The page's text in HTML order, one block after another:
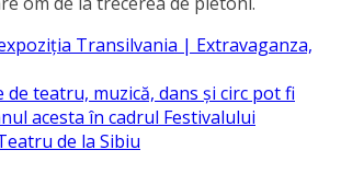
Transilvania | Extravaganza,
de teatru, muzică, dans și circ pot fi
acesta în cadrul Festivalului
de la Sibiu